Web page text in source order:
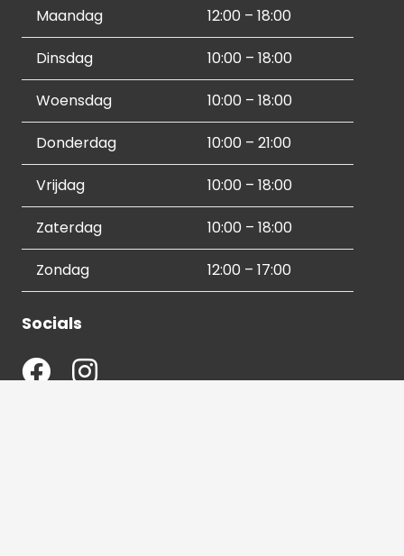
Maandag 12:00 – 18:00
Dinsdag 10:00 – 18:00
Woensdag 10:00 – 18:00
Donderdag 10:00 – 21:00
Vrijdag 10:00 – 18:00
Zaterdag 10:00 – 18:00
Zondag 12:00 – 17:00
Socials